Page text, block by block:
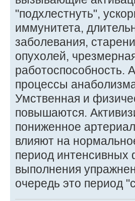
"подхлестнуть",
иммунитета,
заболевания,
опухолей,
работоспособность.
процессы
Умственная и
повышаются.
пониженное
влияют на
период интенсивных
выполнения
очередь это период